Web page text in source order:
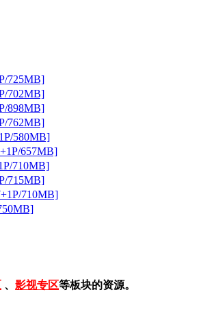
725MB]
702MB]
898MB]
762MB]
580MB]
657MB]
710MB]
715MB]
710MB]
、 影视专区等板块的资源。